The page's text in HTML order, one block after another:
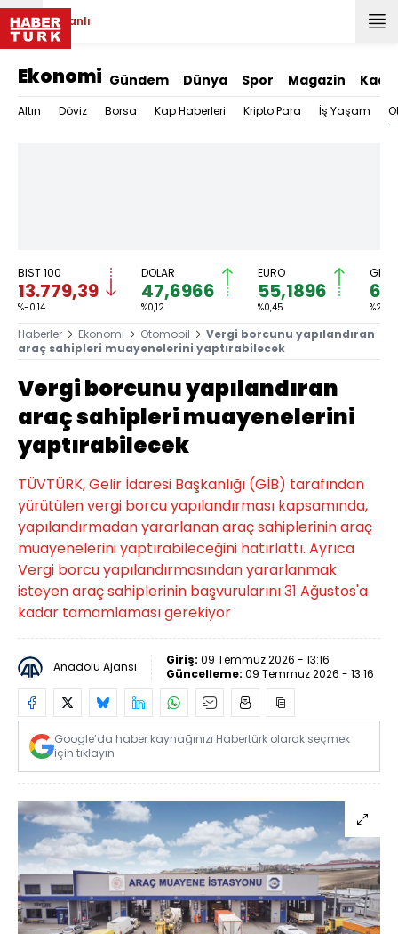
Canlı
Ekonomi Gündem Dünya Spor Magazin
Altın Döviz Borsa Kap Haberleri Kripto Para İş Yaşam
BIST 100
13.779,39
%-0,14
DOLAR
47,6966
%0,12
EURO
55,1896
%0,45 %2,59
Haberler Ekonomi Otomobil
Vergi borcunu yapılandıran
araç sahipleri muayenelerini yaptırabilecek
Vergi borcunu yapılandıran
araç sahipleri muayenelerini
yaptırabilecek
TÜVTÜRK, Gelir İdaresi Başkanlığı (GİB) tarafından
yürütülen vergi borcu yapılandırması kapsamında,
yapılandırmadan yararlanan araç sahiplerinin araç
muayenelerini yaptırabileceğini hatırlattı. Ayrıca
Vergi borcu yapılandırmasından yararlanmak
isteyen araç sahiplerinin başvurularını 31 Ağustos'a
kadar tamamlaması gerekiyor
Anadolu Ajansı Giriş: 09 Temmuz 2026 - 13:16
Güncelleme: 09 Temmuz 2026 - 13:16
Google’da haber kaynağınızı Habertürk olarak seçmek
için tıklayın